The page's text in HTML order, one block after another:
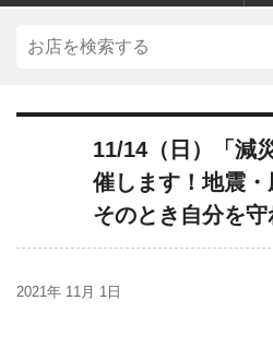
11/14（日）「減
催します！地震・
そのとき自分を守
2021年 11月 1日